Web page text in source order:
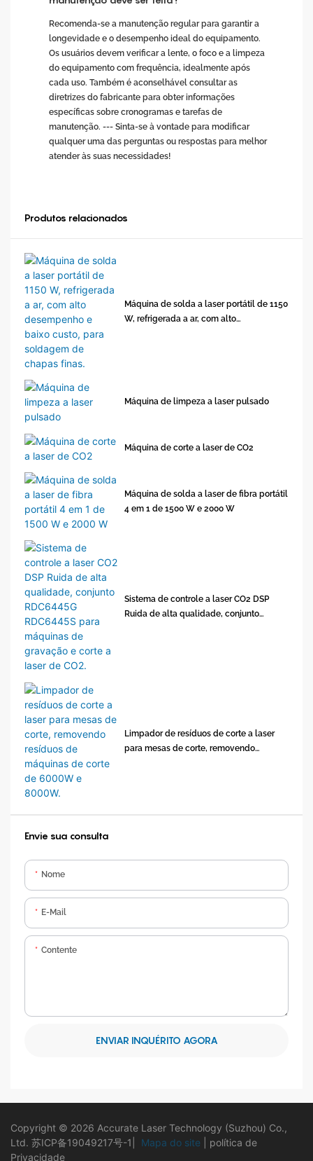
Recomenda-se a manutenção regular para garantir a
longevidade e o desempenho ideal do equipamento.
Os usuários devem verificar a lente, o foco e a limpeza
do equipamento com frequência, idealmente após
cada uso. Também é aconselhável consultar as
diretrizes do fabricante para obter informações
específicas sobre cronogramas e tarefas de
manutenção. --- Sinta-se à vontade para modificar
qualquer uma das perguntas ou respostas para melhor
atender às suas necessidades!
Produtos relacionados
Máquina de solda a laser portátil de 1150
W, refrigerada a ar, com alto
Máquina de limpeza a laser pulsado
Máquina de corte a laser de CO2
Máquina de solda a laser de fibra portátil
4 em 1 de 1500 W e 2000 W
Sistema de controle a laser CO2 DSP
Ruida de alta qualidade, conjunto
Limpador de resíduos de corte a laser
para mesas de corte, removendo
Envie sua consulta
Nome
E-Mail
Contente
ENVIAR INQUÉRITO AGORA
Copyright © 2026 Accurate Laser Technology (Suzhou) Co.,
Ltd. 苏ICP备19049217号-1 Mapa do site
política de
Privacidade